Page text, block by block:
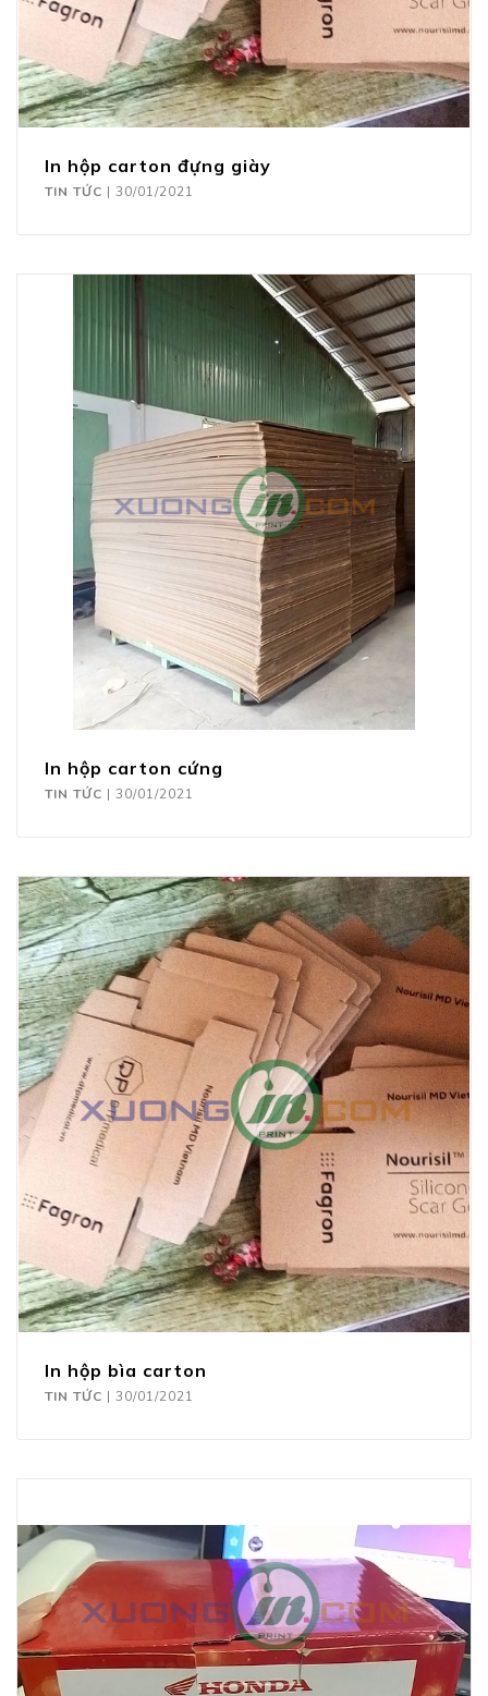
In hộp carton đựng giày
TIN TỨC | 30/01/2021
In hộp carton cứng
TIN TỨC | 30/01/2021
In hộp bìa carton
TIN TỨC | 30/01/2021